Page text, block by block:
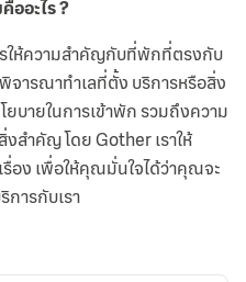
อะไร ?
ให้ความสำคัญกับที่พักที่ตรงกับ
จารณาทำเลที่ตั้ง บริการหรือสิ่ง
บายในการเข้าพัก รวมถึงความ
ำคัญ โดย Gother เราให้
ง เพื่อให้คุณมั่นใจได้ว่าคุณจะ
ารกับเรา